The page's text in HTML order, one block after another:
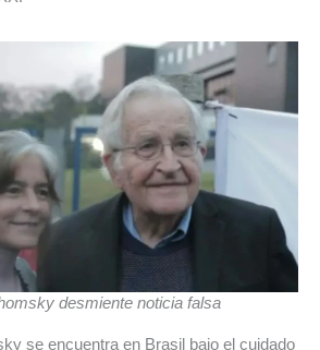
desmiente noticia falsa
se encuentra en Brasil bajo el cuidado